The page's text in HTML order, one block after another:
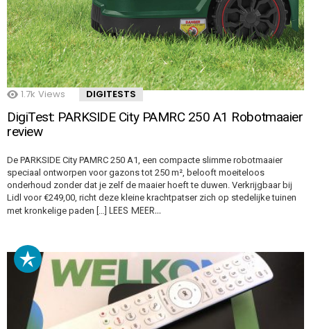
1.7k Views DIGITESTS
DigiTest: PARKSIDE City PAMRC 250 A1 Robotmaaier
review
De PARKSIDE City PAMRC 250 A1, een compacte slimme robotmaaier
speciaal ontworpen voor gazons tot 250 m², belooft moeiteloos
onderhoud zonder dat je zelf de maaier hoeft te duwen. Verkrijgbaar bij
Lidl voor €249,00, richt deze kleine krachtpatser zich op stedelijke tuinen
met kronkelige paden […] LEES MEER…